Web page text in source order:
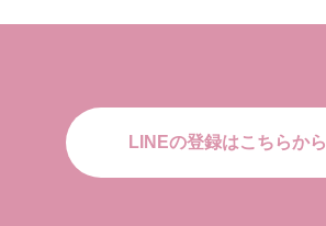
LINEの登録はこちらから